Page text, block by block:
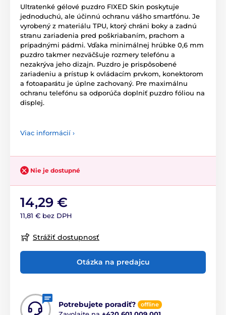
Ultratenké gélové puzdro FIXED Skin poskytuje
jednoduchú, ale účinnú ochranu vášho smartfónu. Je
vyrobený z materiálu TPU, ktorý chráni boky a zadnú
stranu zariadenia pred poškriabaním, prachom a
prípadnými pádmi. Vďaka minimálnej hrúbke 0,6 mm
puzdro takmer nezväčšuje rozmery telefónu a
nezakrýva jeho dizajn. Puzdro je prispôsobené
zariadeniu a prístup k ovládacím prvkom, konektorom
a fotoaparátu je úplne zachovaný. Pre maximálnu
ochranu telefónu sa odporúča doplniť puzdro fóliou na
displej.
Viac informácií ›
Nie je dostupné
14,29 €
11,81 € bez DPH
Strážiť dostupnosť
Otázka na predajcu
Potrebujete poradiť? offline